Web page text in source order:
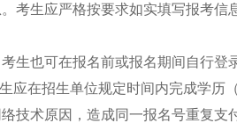
考生应严格按要求如实填写报考信
也可在报名前或报名期间自行登
应在招生单位规定时间内完成学历
术原因，造成同一报名号重复支